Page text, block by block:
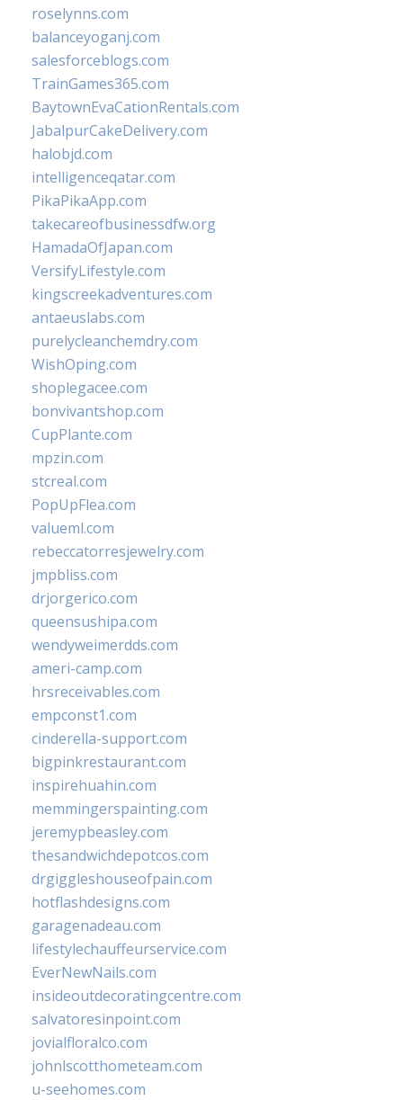
roselynns.com
balanceyoganj.com
salesforceblogs.com
TrainGames365.com
BaytownEvaCationRentals.com
JabalpurCakeDelivery.com
halobjd.com
intelligenceqatar.com
PikaPikaApp.com
takecareofbusinessdfw.org
HamadaOfJapan.com
VersifyLifestyle.com
kingscreekadventures.com
antaeuslabs.com
purelycleanchemdry.com
WishOping.com
shoplegacee.com
bonvivantshop.com
CupPlante.com
mpzin.com
stcreal.com
PopUpFlea.com
valueml.com
rebeccatorresjewelry.com
jmpbliss.com
drjorgerico.com
queensushipa.com
wendyweimerdds.com
ameri-camp.com
hrsreceivables.com
empconst1.com
cinderella-support.com
bigpinkrestaurant.com
inspirehuahin.com
memmingerspainting.com
jeremypbeasley.com
thesandwichdepotcos.com
drgiggleshouseofpain.com
hotflashdesigns.com
garagenadeau.com
lifestylechauffeurservice.com
EverNewNails.com
insideoutdecoratingcentre.com
salvatoresinpoint.com
jovialfloralco.com
johnlscotthometeam.com
u-seehomes.com